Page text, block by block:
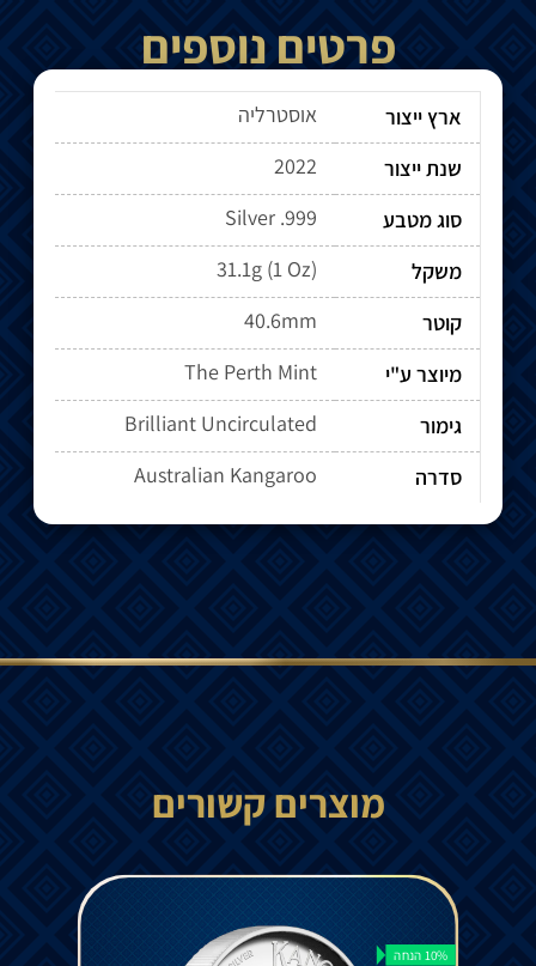
פרטים נוספים
ארץ ייצור
אוסטרליה
שנת ייצור
2022
סוג מטבע
Silver .999
משקל
31.1g (1 Oz)
קוטר
40.6mm
מיוצר ע"י
The Perth Mint
גימור
Brilliant Uncirculated
סדרה
Australian Kangaroo
מוצרים קשורים
10% הנחה